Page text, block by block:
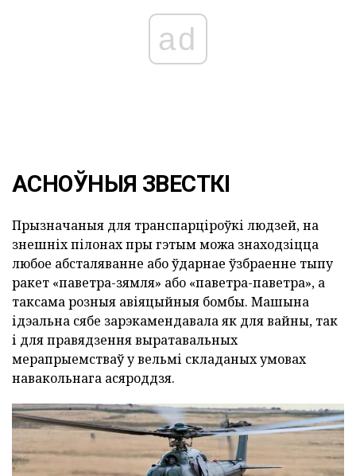
ad
АСНОЎНЫЯ ЗВЕСТКІ
Прызначаныя для транспарціроўкі людзей, на
знешніх пілонах пры гэтым можа знаходзіцца
любое абсталяванне або ўдарнае ўзбраенне тыпу
ракет «паветра-зямля» або «паветра-паветра», а
таксама розныя авіяцыйныя бомбы. Машына
ідэальна сябе зарэкамендавала як для вайны, так
і для правядзення выратавальных
мерапрыемстваў у вельмі складаных умовах
навакольнага асяроддзя.